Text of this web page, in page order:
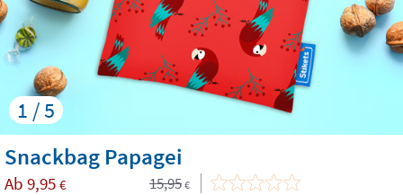
1 / 5
Snackbag Papagei
Ab 9,95 € 15,95 €